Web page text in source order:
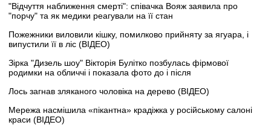
"Відчуття наближення смерті": співачка Вояж заявила про
"порчу" та як медики реагували на її стан
Пожежники виловили кішку, помилково прийняту за ягуара, і
випустили її в ліс (ВІДЕО)
Зірка "Дизель шоу" Вікторія Булітко позбулась фірмової
родимки на обличчі і показала фото до і після
Лось загнав зляканого чоловіка на дерево (ВІДЕО)
Мережа насмішила «пікантна» крадіжка у російському салоні
краси (ВІДЕО)